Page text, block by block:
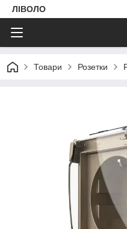
ЛІВОЛО
Товари Розетки